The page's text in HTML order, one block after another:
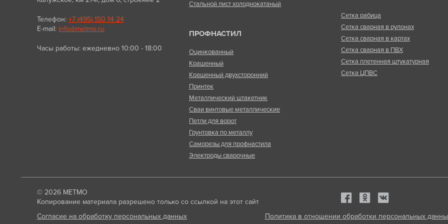
Телефон: +7 (495) 150 14 24
E-mail: info@metmo.ru
Часы работы: ежедневно 10:00 - 18:00
Стальной лист холоднокатаный
ПРОФНАСТИЛ
Оцинкованный
Крашенный
Крашенный двухсторонний
Принтек
Металлический штакетник
Сваи винтовые металлические
Петли для ворот
Грунтовка по металлу
Саморезы для профнастила
Электроды сварочные
Сетка рабица
Сетка сварная в рулонах
Сетка сварная в картах
Сетка сварная в ПВХ
Сетка плетенная штукатурная
Сетка ЦПВС
© 2026 МЕТМО
Копирование материала разрешено только со ссылкой на этот сайт
Согласие на обработку персональных данных
Политика в отношении обработки персональных